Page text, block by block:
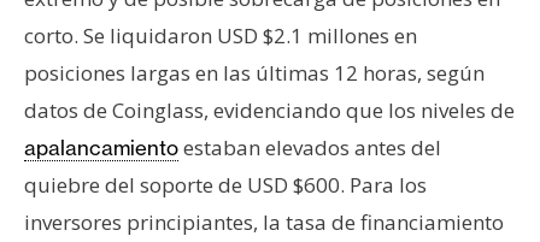
corto. Se liquidaron USD $2.1 millones en
posiciones largas en las últimas 12 horas, según
datos de Coinglass, evidenciando que los niveles de
apalancamientoestaban elevados antes del
quiebre del soporte de USD $600. Para los
inversores principiantes, la tasa de financiamiento